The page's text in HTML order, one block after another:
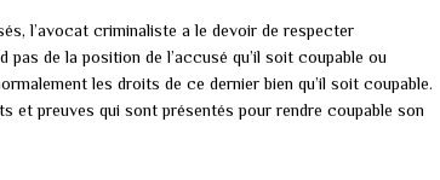
l’avocat criminaliste a le devoir de respecter
de la position de l’accusé qu’il soit coupable ou
les droits de ce dernier bien qu’il soit coupable.
et preuves qui sont présentés pour rendre coupable son